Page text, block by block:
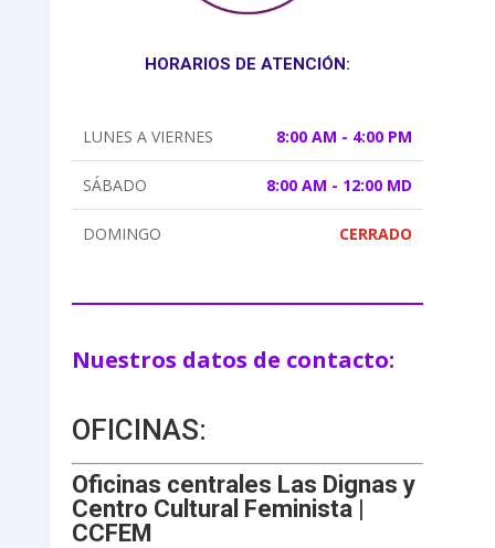
HORARIOS DE ATENCIÓN:
LUNES A VIERNES 8:00 AM - 4:00 PM
SÁBADO 8:00 AM - 12:00 MD
DOMINGO CERRADO
Nuestros datos de contacto:
OFICINAS:
Oficinas centrales Las Dignas y
Centro Cultural Feminista |
CCFEM